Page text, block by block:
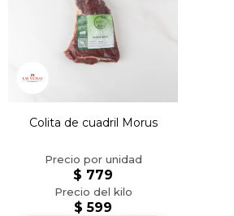
Colita de cuadril Morus
$ 599
$ 779